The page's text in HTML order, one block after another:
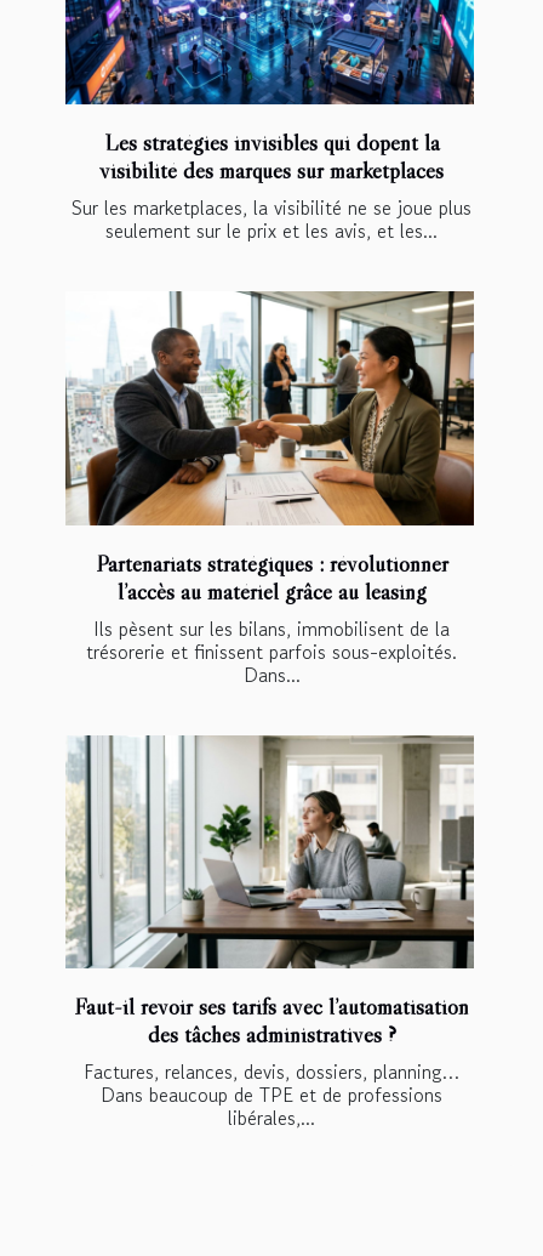
Les stratégies invisibles qui dopent la
visibilité des marques sur marketplaces
Sur les marketplaces, la visibilité ne se joue plus
seulement sur le prix et les avis, et les...
Partenariats stratégiques : révolutionner
l’accès au matériel grâce au leasing
Ils pèsent sur les bilans, immobilisent de la
trésorerie et finissent parfois sous-exploités.
Dans...
Faut-il revoir ses tarifs avec l’automatisation
des tâches administratives ?
Factures, relances, devis, dossiers, planning…
Dans beaucoup de TPE et de professions
libérales,...